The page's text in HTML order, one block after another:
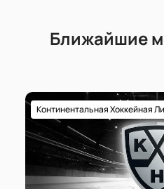
Ближайшие
Континентальная Хоккейная